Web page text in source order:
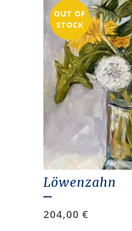
OUT OF
STOCK
Löwenzahn
204,00 €